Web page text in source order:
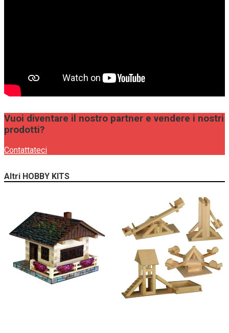
Vuoi diventare il nostro partner e vendere i nostri
prodotti?
Contattateci
Altri HOBBY KITS